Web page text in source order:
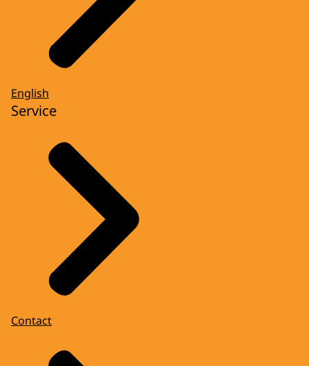
English
Service
Contact